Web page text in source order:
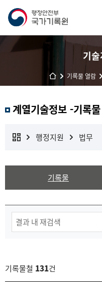
기
기록물 열람
계열기술정보 -기록물
행정지원 법무
기록물
기록물철 131건